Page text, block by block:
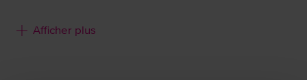
Caractéristiques :
Afficher plus